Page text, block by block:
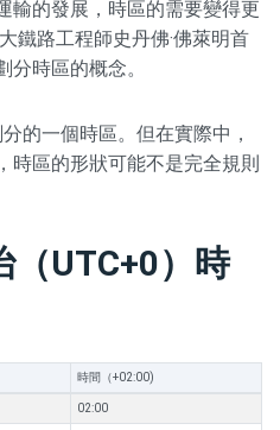
輸的發展，時區的需要變得更
鐵路工程師史丹佛·佛萊明首
時區的概念。
的一個時區。但在實際中，
時區的形狀可能不是完全規則
（UTC+0）時
時間（+02:00)
02:00